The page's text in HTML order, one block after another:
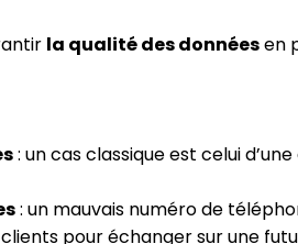
la qualité des donnéesen
: un cas classique est celui
: un mauvais numéro de
pour échanger sur une